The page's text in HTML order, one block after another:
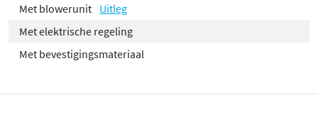
Met blowerunit Uitleg
Met elektrische regeling
Met bevestigingsmateriaal